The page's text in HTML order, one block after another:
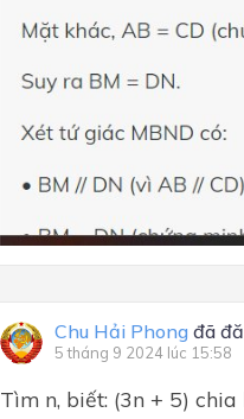
Chu Hải Phong đã
5 tháng 9 2024 lúc 15:58
Tìm n, biết: (3n + 5) chia